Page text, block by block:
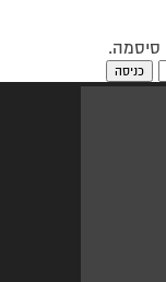
סיסמה.